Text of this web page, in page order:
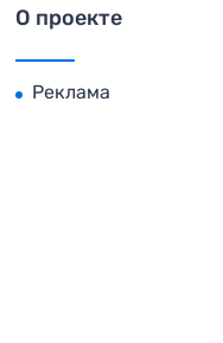
О проекте
Реклама